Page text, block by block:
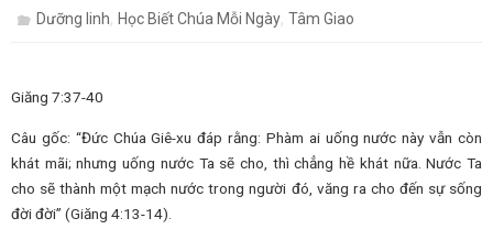
Dưỡng linh,Học Biết Chúa Mỗi Ngày,Tâm Giao
Giăng 7:37-40
Câu gốc: “Đức Chúa Giê-xu đáp rằng: Phàm ai uống nước này vẫn còn
khát mãi; nhưng uống nước Ta sẽ cho, thì chẳng hề khát nữa. Nước Ta
cho sẽ thành một mạch nước trong người đó, văng ra cho đến sự sống
đời đời” (Giăng 4:13-14).